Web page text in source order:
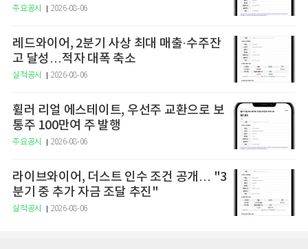
주요공시 2026-08-06
레드와이어, 2분기 사상 최대 매출·수주잔
고 달성…적자 대폭 축소
실적공시 2026-08-06
휠러 리얼 에스테이트, 우선주 교환으로 보
통주 100만여 주 발행
주요공시 2026-08-06
라이브와이어, 더스트 인수 조건 공개… "3
분기 중 추가 자금 조달 추진"
실적공시 2026-08-06